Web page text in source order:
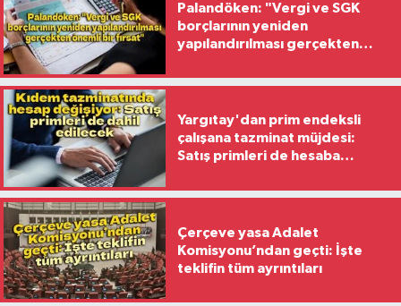
Palandöken: "Vergi ve SGK
borçlarının yeniden
yapılandırılması gerçekten
Yargıtay'dan prim endeksli
çalışana tazminat müjdesi:
Satış primleri de hesaba
Çerçeve yasa Adalet
Komisyonu’ndan geçti: İşte
teklifin tüm ayrıntıları